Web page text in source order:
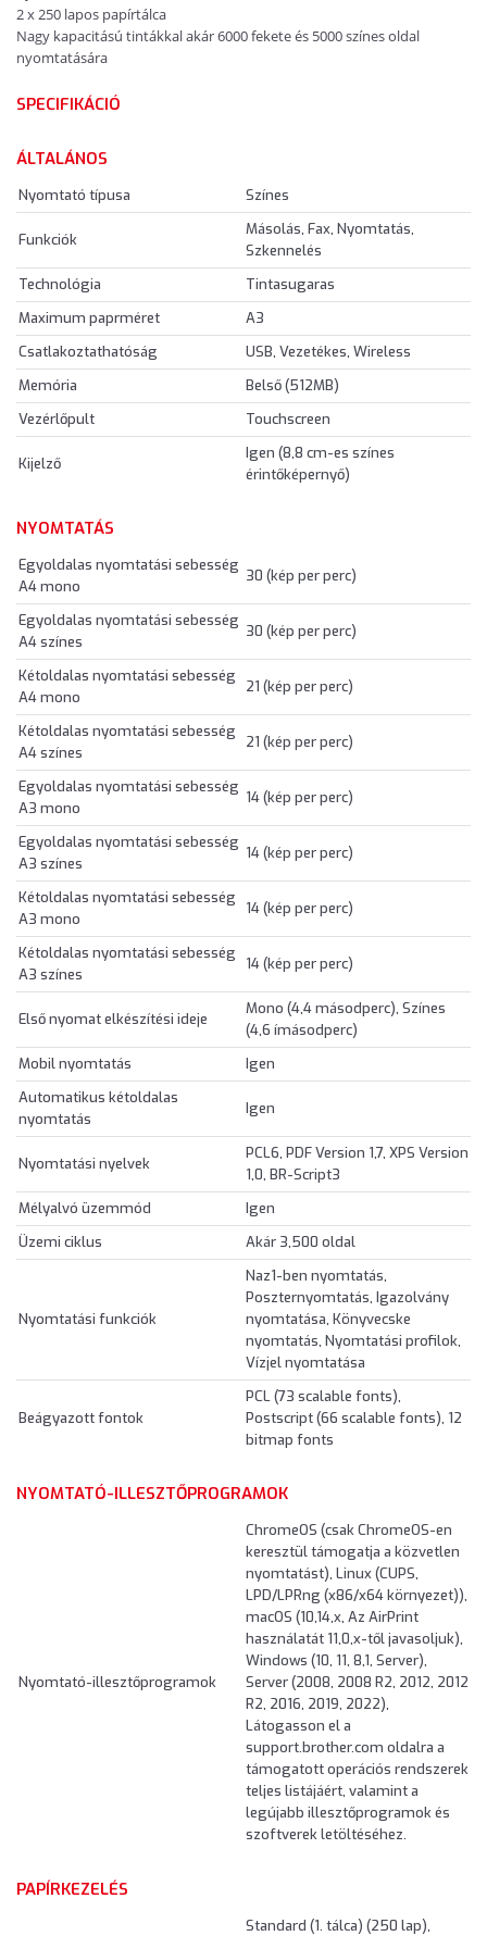
2 x 250 lapos papírtálca
Nagy kapacitású tintákkal akár 6000 fekete és 5000 színes oldal
nyomtatására
SPECIFIKÁCIÓ
ÁLTALÁNOS
Nyomtató típusa Színes
Funkciók
Másolás, Fax, Nyomtatás,
Szkennelés
Technológia
Tintasugaras
Maximum paprméret
A3
Csatlakoztathatóság
USB, Vezetékes, Wireless
Memória
Belső (512MB)
Vezérlőpult
Touchscreen
Kijelző
Igen (8,8 cm-es színes
érintőképernyő)
NYOMTATÁS
Egyoldalas nyomtatási sebesség
A4 mono
30 (kép per perc)
Egyoldalas nyomtatási sebesség
A4 színes
30 (kép per perc)
Kétoldalas nyomtatási sebesség
A4 mono
21 (kép per perc)
Kétoldalas nyomtatási sebesség
A4 színes
21 (kép per perc)
Egyoldalas nyomtatási sebesség
A3 mono
14 (kép per perc)
Egyoldalas nyomtatási sebesség
A3 színes
14 (kép per perc)
Kétoldalas nyomtatási sebesség
A3 mono
14 (kép per perc)
Kétoldalas nyomtatási sebesség
A3 színes
14 (kép per perc)
Első nyomat elkészítési ideje
Mono (4,4 másodperc), Színes
(4,6 ímásodperc)
Mobil nyomtatás
Igen
Automatikus kétoldalas
nyomtatás
Igen
Nyomtatási nyelvek
PCL6, PDF Version 1,7, XPS Version
1,0, BR-Script3
Mélyalvó üzemmód
Igen
Üzemi ciklus
Akár 3,500 oldal
Nyomtatási funkciók
Naz1-ben nyomtatás,
Poszternyomtatás, Igazolvány
nyomtatása, Könyvecske
nyomtatás, Nyomtatási profilok,
Vízjel nyomtatása
Beágyazott fontok
PCL (73 scalable fonts),
Postscript (66 scalable fonts), 12
bitmap fonts
NYOMTATÓ-ILLESZTŐPROGRAMOK
Nyomtató-illesztőprogramok
ChromeOS (csak ChromeOS-en
keresztül támogatja a közvetlen
nyomtatást), Linux (CUPS,
LPD/LPRng (x86/x64 környezet)),
macOS (10,14,x, Az AirPrint
használatát 11,0,x-től javasoljuk),
Windows (10, 11, 8,1, Server),
Server (2008, 2008 R2, 2012, 2012
R2, 2016, 2019, 2022),
Látogasson el a
support.brother.com oldalra a
támogatott operációs rendszerek
teljes listájáért, valamint a
legújabb illesztőprogramok és
szoftverek letöltéséhez.
PAPÍRKEZELÉS
Standard (1. tálca) (250 lap),